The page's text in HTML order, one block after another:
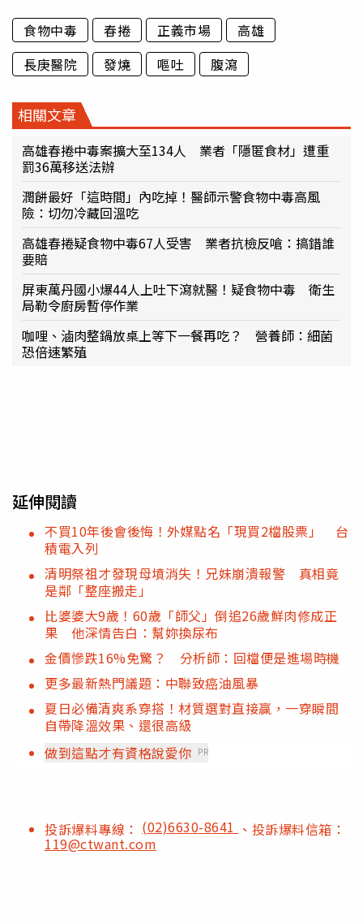
食物中毒 春捲 正義市場
高雄
長庚醫院
發燒 嘔吐 腹瀉
相關文章
高雄春捲中毒案擴大至134人 業者「隱匿食材」遭重
罰36萬移送法辦
潤餅最好「這時間」內吃掉！醫師示警食物中毒高風
險：切勿冷藏回溫吃
高雄春捲疑食物中毒67人受害 業者抗檢反嗆：搞錯誰
要賠
屏東萬丹國小爆44人上吐下瀉就醫！疑食物中毒 衛生
局勒令廚房暫停作業
咖哩、滷肉整鍋放桌上等下一餐再吃？ 營養師：細菌
恐倍速繁殖
延伸閱讀
不買10年後會後悔！外媒點名「現買2檔股票」 台
積電入列
清明祭祖才發現母墳消失！兄妹崩潰報警 真相竟
是鄰「整座搬走」
比婆婆大9歲！60歲「師父」倒追26歲鮮肉修成正
果 他深情告白：幫妳換尿布
金價慘跌16%免驚？ 分析師：回檔便是進場時機
更多最新熱門議題：中聯致癌油風暴
夏日必備清爽系穿搭！材質選對直接贏，一穿瞬間
自帶降溫效果、還很高級
做到這點才有資格說愛你 PR
投訴爆料專線： (02)6630-8641 、投訴爆料信箱：
119@ctwant.com